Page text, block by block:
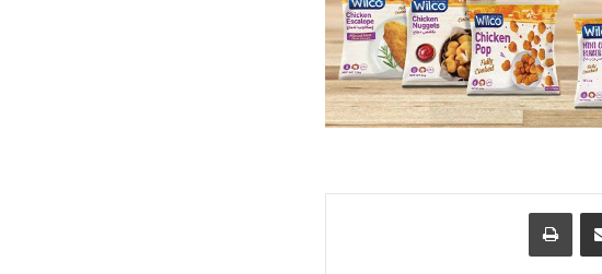
مشاركة عبر البريد طباعة